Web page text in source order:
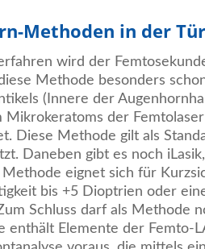
Methoden in der
wird der
Methode besonders
(Innere der
Mikrokeratoms der
Diese Methode gilt als
Daneben gibt es noch
eignet sich für
bis +5 Dioptrien oder
Schluss darf als Methode
enthält Elemente der Femto-